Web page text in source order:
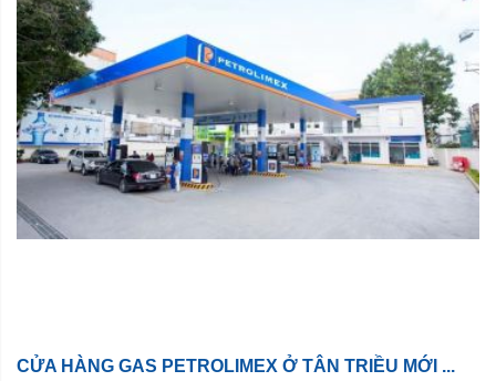
CỬA HÀNG GAS PETROLIMEX Ở TÂN TRIỀU MỚI ...